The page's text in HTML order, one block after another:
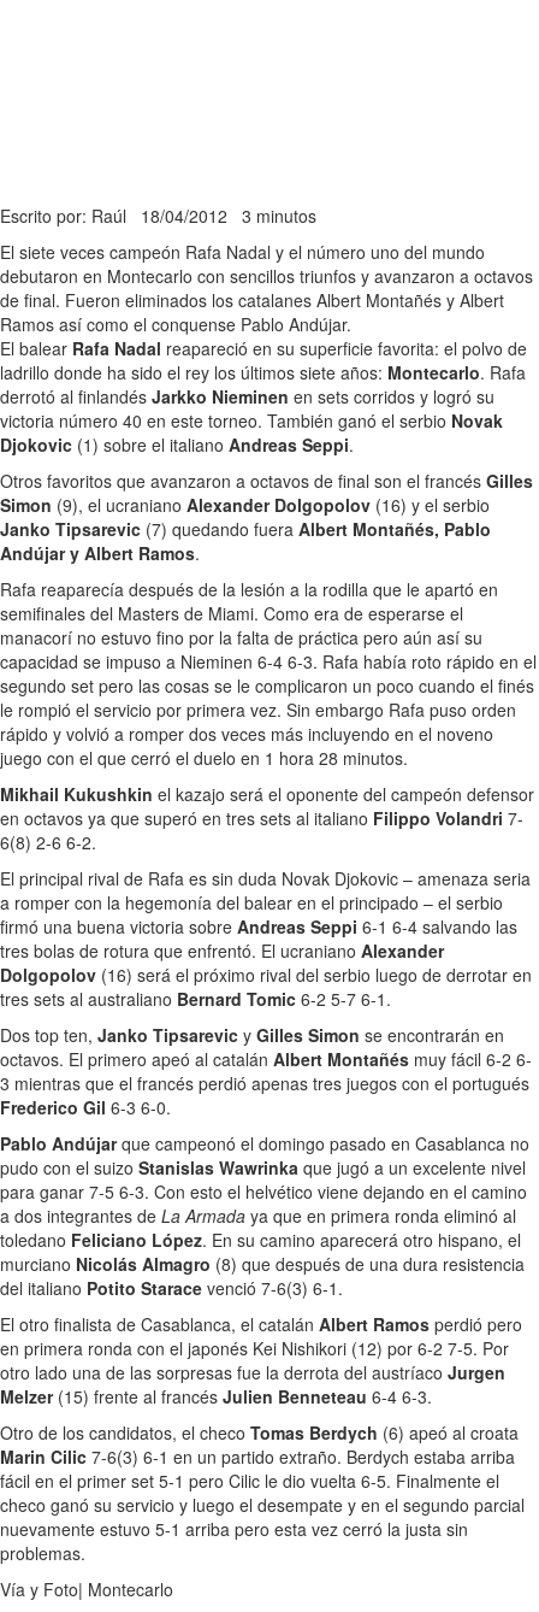
Escrito por: Raúl 18/04/2012 3 minutos
El siete veces campeón Rafa Nadal y el número uno del mundo
debutaron en Montecarlo con sencillos triunfos y avanzaron a octavos
de final. Fueron eliminados los catalanes Albert Montañés y Albert
Ramos así como el conquense Pablo Andújar.
El balear Rafa Nadal reapareció en su superficie favorita: el polvo de
ladrillo donde ha sido el rey los últimos siete años: Montecarlo. Rafa
derrotó al finlandés Jarkko Nieminen en sets corridos y logró su
victoria número 40 en este torneo. También ganó el serbio Novak
Djokovic (1) sobre el italiano Andreas Seppi.
Otros favoritos que avanzaron a octavos de final son el francés Gilles
Simon (9), el ucraniano Alexander Dolgopolov (16) y el serbio
Janko Tipsarevic (7) quedando fuera Albert Montañés, Pablo
Andújar y Albert Ramos.
Rafa reaparecía después de la lesión a la rodilla que le apartó en
semifinales del Masters de Miami. Como era de esperarse el
manacorí no estuvo fino por la falta de práctica pero aún así su
capacidad se impuso a Nieminen 6-4 6-3. Rafa había roto rápido en el
segundo set pero las cosas se le complicaron un poco cuando el finés
le rompió el servicio por primera vez. Sin embargo Rafa puso orden
rápido y volvió a romper dos veces más incluyendo en el noveno
juego con el que cerró el duelo en 1 hora 28 minutos.
Mikhail Kukushkin el kazajo será el oponente del campeón defensor
en octavos ya que superó en tres sets al italiano Filippo Volandri 7-
6(8) 2-6 6-2.
El principal rival de Rafa es sin duda Novak Djokovic – amenaza seria
a romper con la hegemonía del balear en el principado – el serbio
firmó una buena victoria sobre Andreas Seppi 6-1 6-4 salvando las
tres bolas de rotura que enfrentó. El ucraniano Alexander
Dolgopolov (16) será el próximo rival del serbio luego de derrotar en
tres sets al australiano Bernard Tomic 6-2 5-7 6-1.
Dos top ten, Janko Tipsarevic y Gilles Simon se encontrarán en
octavos. El primero apeó al catalán Albert Montañés muy fácil 6-2 6-
3 mientras que el francés perdió apenas tres juegos con el portugués
Frederico Gil 6-3 6-0.
Pablo Andújarque campeonó el domingo pasado en Casablanca no
pudo con el suizo Stanislas Wawrinka que jugó a un excelente nivel
para ganar 7-5 6-3. Con esto el helvético viene dejando en el camino
a dos integrantes de La Armada ya que en primera ronda eliminó al
toledano Feliciano López. En su camino aparecerá otro hispano, el
murciano Nicolás Almagro (8) que después de una dura resistencia
del italiano Potito Starace venció 7-6(3) 6-1.
El otro finalista de Casablanca, el catalán Albert Ramos perdió pero
en primera ronda con el japonés Kei Nishikori (12) por 6-2 7-5. Por
otro lado una de las sorpresas fue la derrota del austríaco Jurgen
Melzer (15) frente al francés Julien Benneteau 6-4 6-3.
Otro de los candidatos, el checo Tomas Berdych (6) apeó al croata
Marin Cilic 7-6(3) 6-1 en un partido extraño. Berdych estaba arriba
fácil en el primer set 5-1 pero Cilic le dio vuelta 6-5. Finalmente el
checo ganó su servicio y luego el desempate y en el segundo parcial
nuevamente estuvo 5-1 arriba pero esta vez cerró la justa sin
problemas.
Vía y Foto| Montecarlo